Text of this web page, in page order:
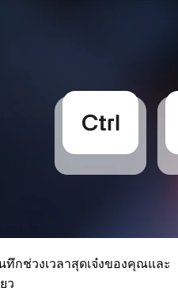
ทึกช่วงเวลาสุดเจ๋งของคุณและ
ว